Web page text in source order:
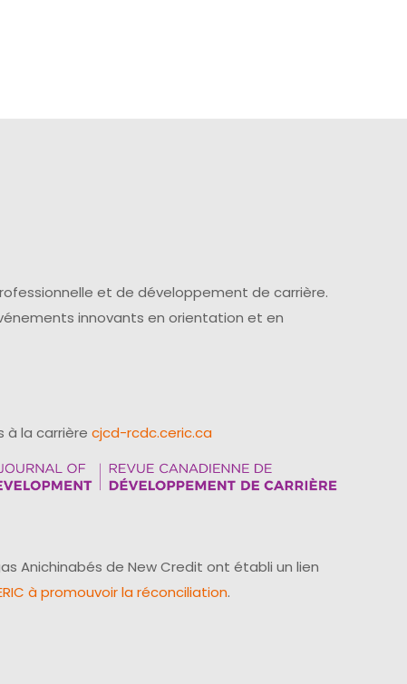
et de développement de carrière.
innovants en orientation et en
à la carrière cjcd-rcdc.ceric.ca
Anichinabés de New Credit ont établi un lien
à promouvoir la réconciliation.